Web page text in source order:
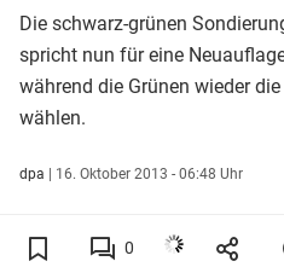
Die schwarz-grünen
spricht nun für eine
während die Grünen wieder
wählen.
dpa | 16. Oktober 2013 - 06:48 Uhr
0